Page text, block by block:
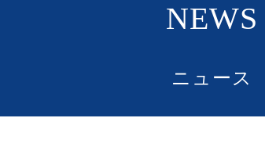
NEWS
ニュース